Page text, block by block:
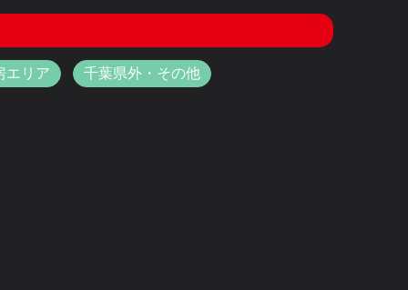
エリア 千葉県外・その他